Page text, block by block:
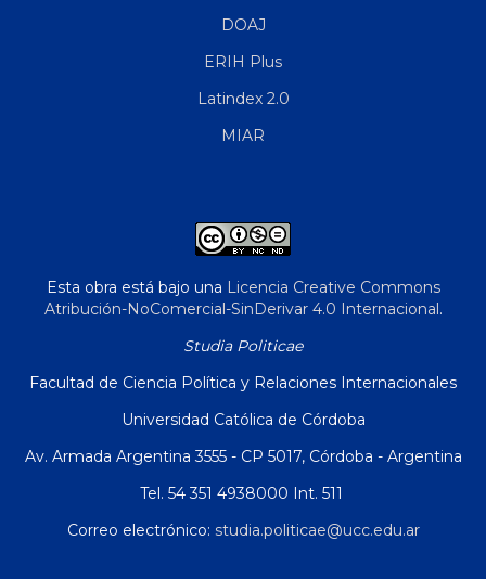
DOAJ
ERIH Plus
Latindex 2.0
MIAR
Esta obra está bajo una Licencia Creative Commons
Atribución-NoComercial-SinDerivar 4.0 Internacional .
Studia Politicae
Facultad de Ciencia Política y Relaciones Internacionales
Universidad Católica de Córdoba
Av. Armada Argentina 3555 - CP 5017, Córdoba - Argentina
Tel. 54 351 4938000 Int. 511
Correo electrónico: studia.politicae@ucc.edu.ar